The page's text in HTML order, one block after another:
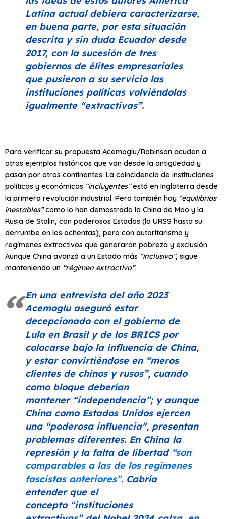
Latina actual debiera caracterizarse,
en buena parte, por esta situación
descrita y sin duda Ecuador desde
2017, con la sucesión de tres
gobiernos de élites empresariales
que pusieron a su servicio las
instituciones políticas volviéndolas
igualmente “extractivas”.
Para verificar su propuesta Acemoglu/Robinson acuden a
otros ejemplos históricos que van desde la antigüedad y
pasan por otros continentes. La coincidencia de instituciones
políticas y económicas “incluyentes”está en Inglaterra desde
la primera revolución industrial. Pero también hay “equilibrios
inestables”como lo han demostrado la China de Mao y la
Rusia de Stalin, con poderosos Estados (la URSS hasta su
derrumbe en los ochentas), pero con autoritarismo y
regímenes extractivos que generaron pobreza y exclusión.
Aunque China avanzó a un Estado más “inclusivo”, sigue
manteniendo un “régimen extractivo”.
En una entrevista del año 2023
Acemoglu aseguró estar
decepcionado con el gobierno de
Lula en Brasil y de los BRICS por
colocarse bajo la influencia de China,
y estar convirtiéndose en “meros
clientes de chinos y rusos”, cuando
como bloque deberían
mantener “independencia”; y aunque
China como Estados Unidos ejercen
una “poderosa influencia”, presentan
problemas diferentes. En China la
represión y la falta de libertad “son
comparables a las de los regímenes
fascistas anteriores”. Cabría
entender que el
concepto “instituciones